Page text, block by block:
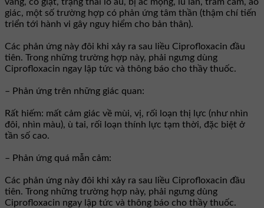
giác, một số trường hợp có phản ứng tâm thần (thậm chí tiến
triển tới hành vi gây nguy hiểm cho bản thân).
Các phản ứng này đôi khi xảy ra sau liều Ciprofloxacin đầu
tiên. Trong những trường hợp này, phải ngưng dùng
Ciprofloxacin ngay lập tức và thông báo cho thầy thuốc.
– Phản ứng trên những giác quan:
Rất hiếm: mất cảm giác về mùi, vị, rối loạn thị lực (như nhìn
đôi, nhìn màu), ù tai, rối loạn thính lực tạm thời, đặc biệt ở
tần số cao.
– Phản ứng quá mẫn cảm:
Các phản ứng này đôi khi xảy ra sau liều Ciprofloxacin đầu
tiên. Trong những trường hợp này, phải ngưng dùng
Ciprofloxacin ngay lập tức và thông báo cho thầy thuốc.